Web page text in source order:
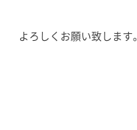
よろしくお願い致します。